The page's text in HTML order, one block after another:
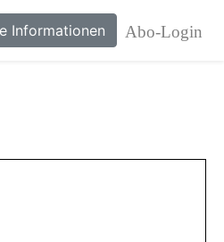
Informationen Abo-Login